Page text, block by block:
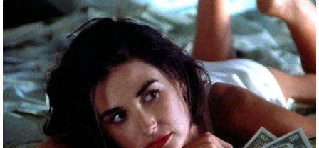
ष
ण
स
म
सा
म
यि